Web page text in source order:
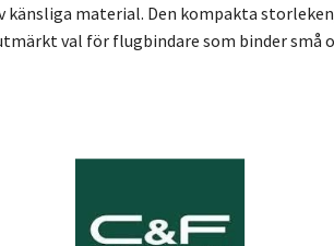
känsliga material. Den kompakta
val för flugbindare som binder små